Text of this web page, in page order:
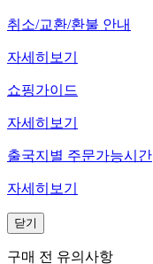
취소/교환/환불 안내
자세히보기
쇼핑가이드
자세히보기
출국지별 주문가능시간
자세히보기
닫기
구매 전 유의사항